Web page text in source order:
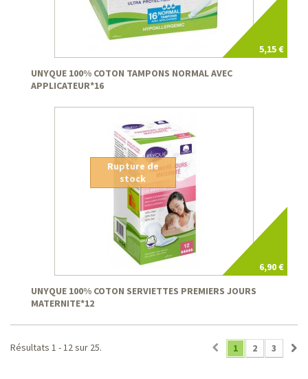
5,15 €
UNYQUE 100% COTON TAMPONS NORMAL AVEC
APPLICATEUR*16
6,90 €
Rupture de
stock
UNYQUE 100% COTON SERVIETTES PREMIERS JOURS
MATERNITE*12
1 2 3
Résultats 1 - 12 sur 25.